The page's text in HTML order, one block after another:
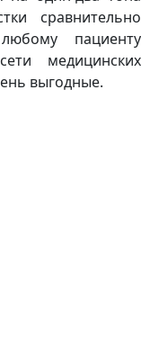
сравнительно
пациенту
медицинских
выгодные.